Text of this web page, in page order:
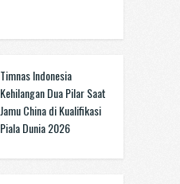
Timnas Indonesia
Kehilangan Dua Pilar Saat
Jamu China di Kualifikasi
Piala Dunia 2026